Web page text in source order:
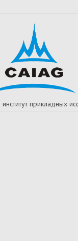
институт прикладных